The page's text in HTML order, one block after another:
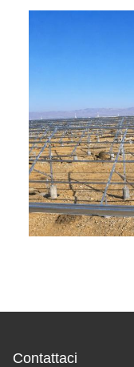
Contattaci